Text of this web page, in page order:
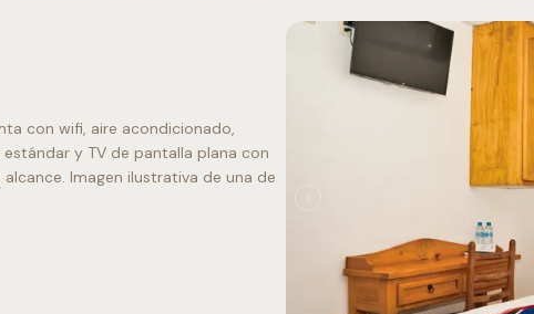
con wifi, aire acondicionado,
y TV de pantalla plana con
Imagen ilustrativa de una de